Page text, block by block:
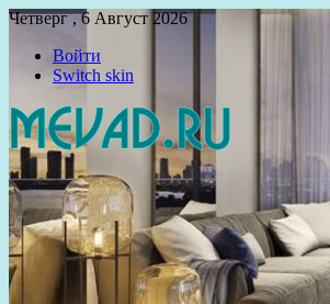
Четверг , 6 Август 2026
Войти
Switch skin